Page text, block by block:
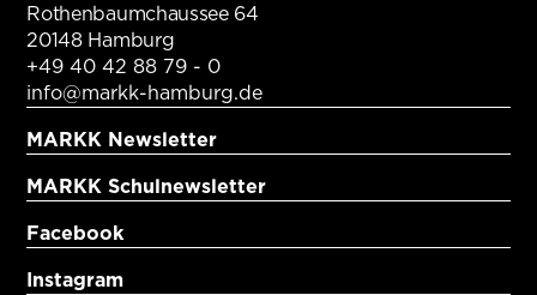
Rothenbaumchaussee 64
20148 Hamburg
+49 40 42 88 79 - 0
info@markk-hamburg.de
MARKK Newsletter
MARKK Schulnewsletter
Facebook
Instagram